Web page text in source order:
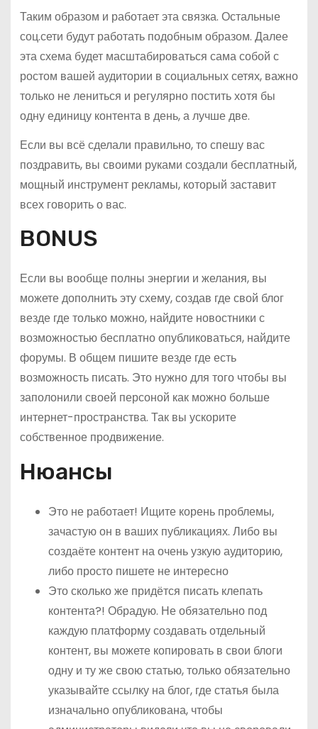
Таким образом и работает эта связка. Остальные
соц.сети будут работать подобным образом. Далее
эта схема будет масштабироваться сама собой с
ростом вашей аудитории в социальных сетях, важно
только не лениться и регулярно постить хотя бы
одну единицу контента в день, а лучше две.
Если вы всё сделали правильно, то спешу вас
поздравить, вы своими руками создали бесплатный,
мощный инструмент рекламы, который заставит
всех говорить о вас.
BONUS
Если вы вообще полны энергии и желания, вы
можете дополнить эту схему, создав где свой блог
везде где только можно, найдите новостники с
возможностью бесплатно опубликоваться, найдите
форумы. В общем пишите везде где есть
возможность писать. Это нужно для того чтобы вы
заполонили своей персоной как можно больше
интернет-пространства. Так вы ускорите
собственное продвижение.
Нюансы
Это не работает! Ищите корень проблемы,
зачастую он в ваших публикациях. Либо вы
создаёте контент на очень узкую аудиторию,
либо просто пишете не интересно
Это сколько же придётся писать клепать
контента?! Обрадую. Не обязательно под
каждую платформу создавать отдельный
контент, вы можете копировать в свои блоги
одну и ту же свою статью, только обязательно
указывайте ссылку на блог, где статья была
изначально опубликована, чтобы